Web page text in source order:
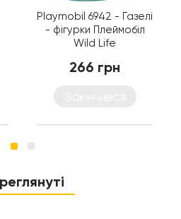
Playmobil 6942 - Газелі
- фігурки Плеймобіл
Wild Life
266 грн